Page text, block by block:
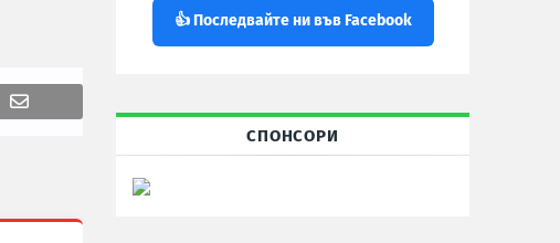
👍 Последвайте ни във Facebook
СПОНСОРИ